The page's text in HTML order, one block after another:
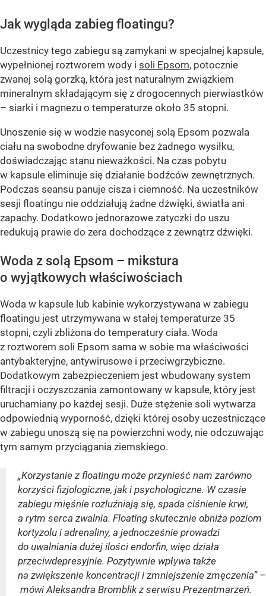
Jak wygląda zabieg floatingu?
Uczestnicy tego zabiegu są zamykani w specjalnej kapsule,
wypełnionej roztworem wody i soli Epsom, potocznie
zwanej solą gorzką, która jest naturalnym związkiem
mineralnym składającym się z drogocennych pierwiastków
– siarki i magnezu o temperaturze około 35 stopni.
Unoszenie się w wodzie nasyconej solą Epsom pozwala
ciału na swobodne dryfowanie bez żadnego wysiłku,
doświadczając stanu nieważkości. Na czas pobytu
w kapsule eliminuje się działanie bodźców zewnętrznych.
Podczas seansu panuje cisza i ciemność. Na uczestników
sesji floatingu nie oddziałują żadne dźwięki, światła ani
zapachy. Dodatkowo jednorazowe zatyczki do uszu
redukują prawie do zera dochodzące z zewnątrz dźwięki.
Woda z solą Epsom – mikstura
o wyjątkowych właściwościach
Woda w kapsule lub kabinie wykorzystywana w zabiegu
floatingu jest utrzymywana w stałej temperaturze 35
stopni, czyli zbliżona do temperatury ciała. Woda
z roztworem soli Epsom sama w sobie ma właściwości
antybakteryjne, antywirusowe i przeciwgrzybiczne.
Dodatkowym zabezpieczeniem jest wbudowany system
filtracji i oczyszczania zamontowany w kapsule, który jest
uruchamiany po każdej sesji. Duże stężenie soli wytwarza
odpowiednią wyporność, dzięki której osoby uczestniczące
w zabiegu unoszą się na powierzchni wody, nie odczuwając
tym samym przyciągania ziemskiego.
„Korzystanie z floatingu może przynieść nam zarówno
korzyści fizjologiczne, jak i psychologiczne. W czasie
zabiegu mięśnie rozluźniają się, spada ciśnienie krwi,
a rytm serca zwalnia. Floating skutecznie obniża poziom
kortyzolu i adrenaliny, a jednocześnie prowadzi
do uwalniania dużej ilości endorfin, więc działa
przeciwdepresyjnie. Pozytywnie wpływa także
na zwiększenie koncentracji i zmniejszenie zmęczenia” –
mówi Aleksandra Bromblik z serwisu Prezentmarzeń.